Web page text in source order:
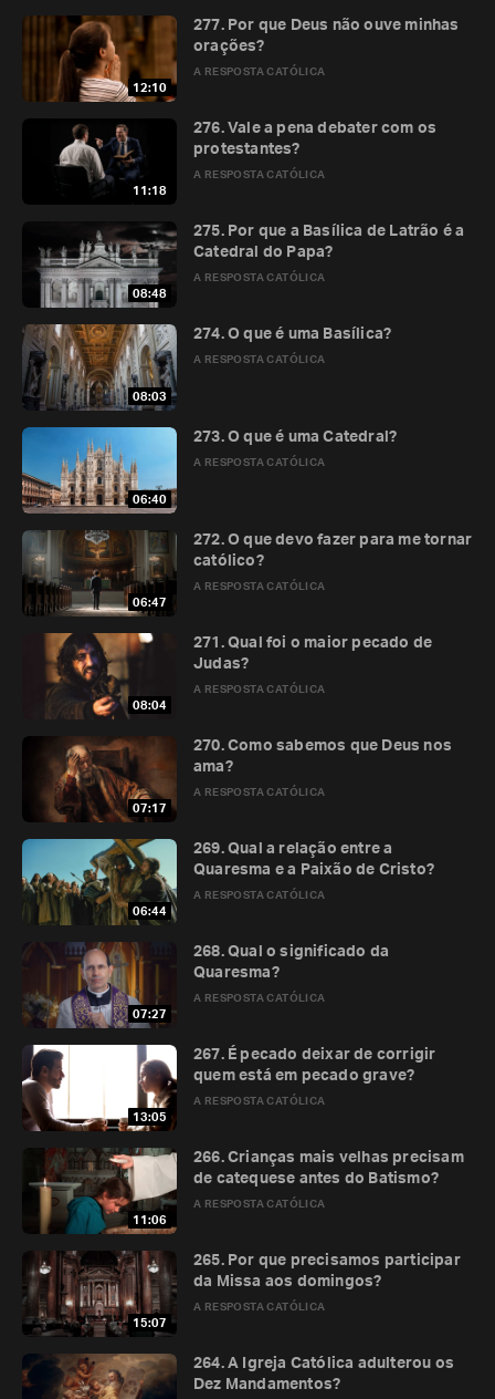
12:10
A RESPOSTA CATÓLICA
277. Por que Deus não ouve minhas
orações?
11:18
A RESPOSTA CATÓLICA
276. Vale a pena debater com os
protestantes?
08:48
A RESPOSTA CATÓLICA
275. Por que a Basílica de Latrão é a
Catedral do Papa?
08:03
A RESPOSTA CATÓLICA
274. O que é uma Basílica?
06:40
A RESPOSTA CATÓLICA
273. O que é uma Catedral?
06:47
A RESPOSTA CATÓLICA
272. O que devo fazer para me tornar
católico?
08:04
A RESPOSTA CATÓLICA
271. Qual foi o maior pecado de
Judas?
07:17
A RESPOSTA CATÓLICA
270. Como sabemos que Deus nos
ama?
06:44
A RESPOSTA CATÓLICA
269. Qual a relação entre a
Quaresma e a Paixão de Cristo?
07:27
A RESPOSTA CATÓLICA
268. Qual o significado da
Quaresma?
13:05
A RESPOSTA CATÓLICA
267. É pecado deixar de corrigir
quem está em pecado grave?
11:06
A RESPOSTA CATÓLICA
266. Crianças mais velhas precisam
de catequese antes do Batismo?
15:07
A RESPOSTA CATÓLICA
265. Por que precisamos participar
da Missa aos domingos?
264. A Igreja Católica adulterou os
Dez Mandamentos?